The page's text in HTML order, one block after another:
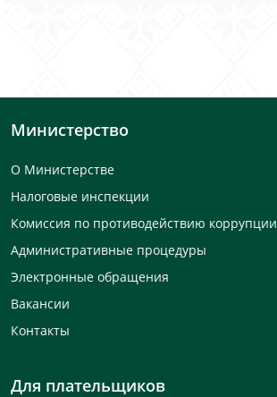
Министерство
О Министерстве
Налоговые инспекции
Комиссия по противодействию коррупции
Административные процедуры
Электронные обращения
Вакансии
Контакты
Для плательщиков